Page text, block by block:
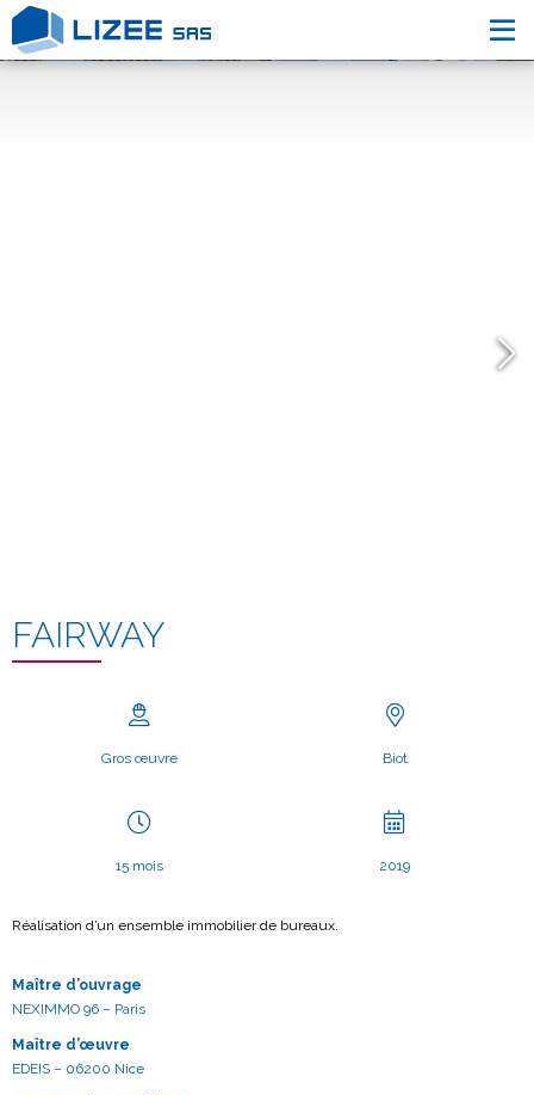
FAIRWAY
Gros œuvre
15 mois 2019
Biot
Réalisation d’un ensemble immobilier de bureaux.
Maître d’ouvrage
NEXIMMO 96 – Paris
Maître d’œuvre
EDEIS – 06200 Nice